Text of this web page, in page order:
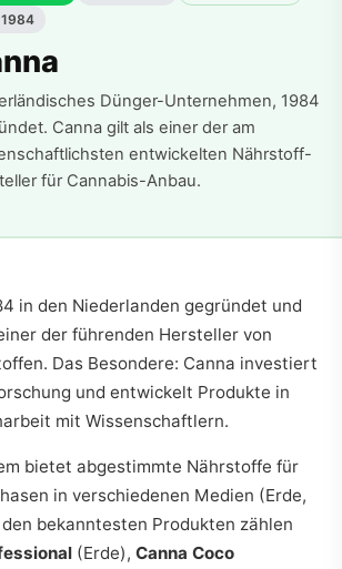
Dünger-Unternehmen, 1984
Canna gilt als einer der am
entwickelten Nährstoff-
für Cannabis-Anbau.
in den Niederlanden gegründet und
der führenden Hersteller von
Das Besondere: Canna investiert
und entwickelt Produkte in
mit Wissenschaftlern.
bietet abgestimmte Nährstoffe für
in verschiedenen Medien (Erde,
bekanntesten Produkten zählen
(Erde), Canna Coco